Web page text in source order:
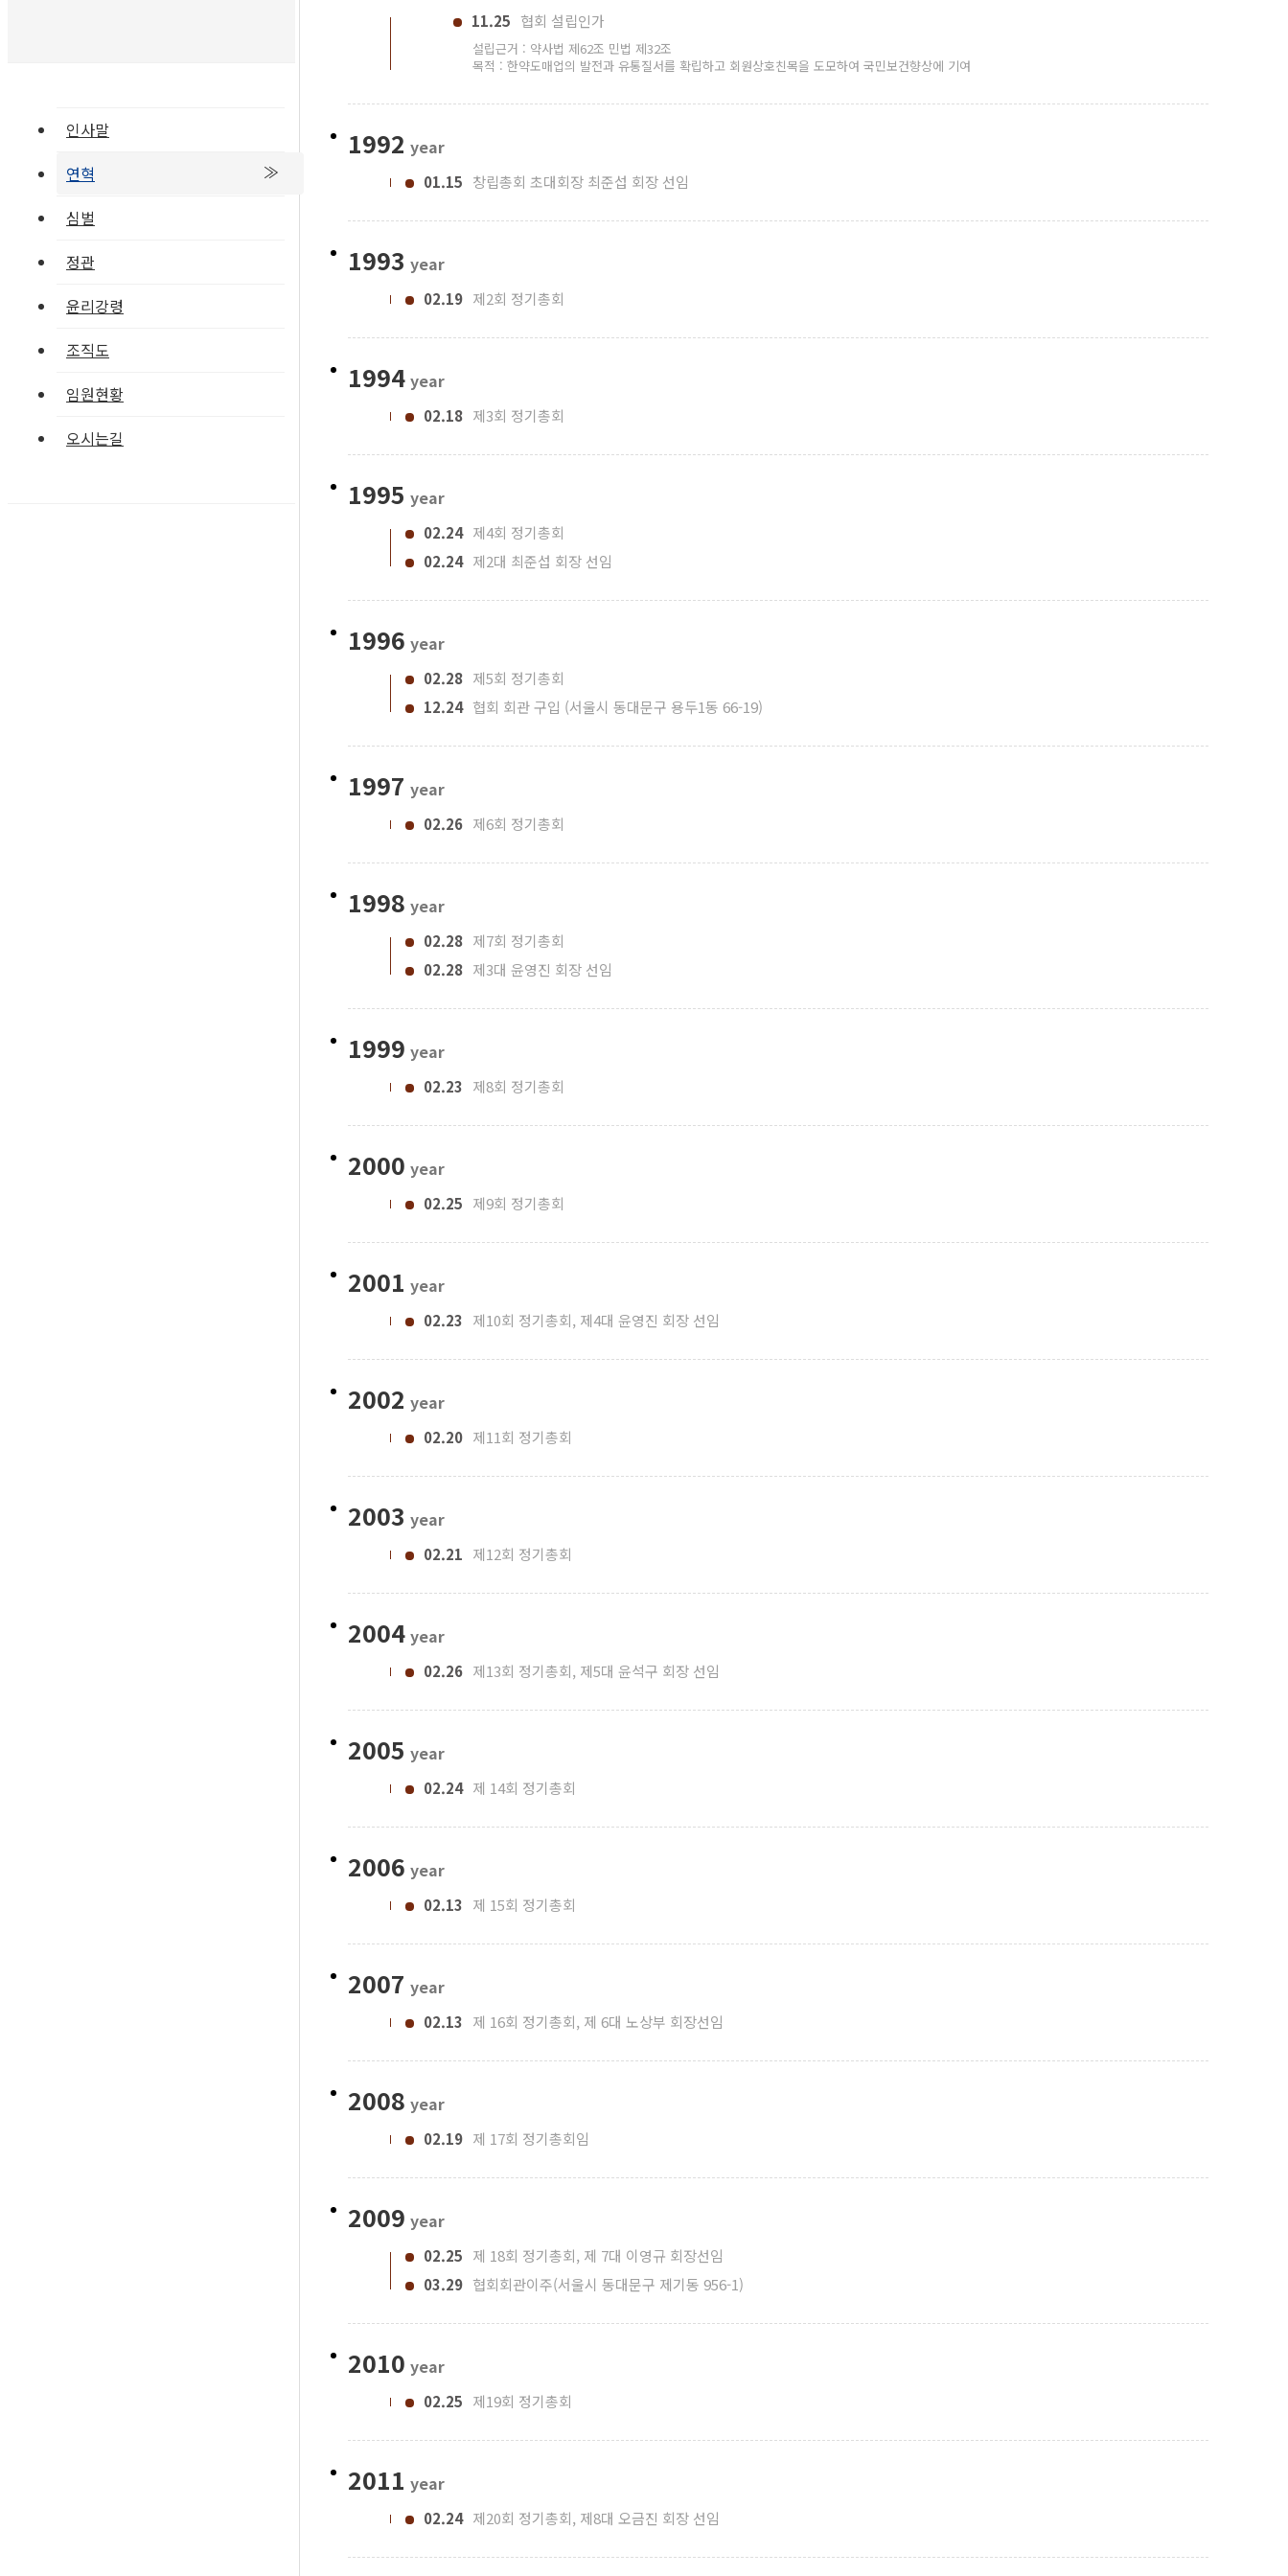
인사말
연혁
심벌
정관
윤리강령
조직도
임원현황
오시는길
11.25 협회 설립인가
설립근거 : 약사법 제62조 민법 제32조
목적 : 한약도매업의 발전과 유통질서를 확립하고 회원상호친목을 도모하여 국민보건향상에 기여
1992 year
01.15 창립총회 초대회장 최준섭 회장 선임
1993 year
02.19 제2회 정기총회
1994 year
02.18 제3회 정기총회
1995 year
02.24 제4회 정기총회
02.24 제2대 최준섭 회장 선임
1996 year
02.28 제5회 정기총회
12.24 협회 회관 구입 (서울시 동대문구 용두1동 66-19)
1997 year
02.26 제6회 정기총회
1998 year
02.28 제7회 정기총회
02.28 제3대 윤영진 회장 선임
1999 year
02.23 제8회 정기총회
2000 year
02.25 제9회 정기총회
2001 year
02.23 제10회 정기총회, 제4대 윤영진 회장 선임
2002 year
02.20 제11회 정기총회
2003 year
02.21 제12회 정기총회
2004 year
02.26 제13회 정기총회, 제5대 윤석구 회장 선임
2005 year
02.24 제 14회 정기총회
2006 year
02.13 제 15회 정기총회
2007 year
02.13 제 16회 정기총회, 제 6대 노상부 회장선임
2008 year
02.19 제 17회 정기총회임
2009 year
02.25 제 18회 정기총회, 제 7대 이영규 회장선임
03.29 협회회관이주(서울시 동대문구 제기동 956-1)
2010 year
02.25 제19회 정기총회
2011 year
02.24 제20회 정기총회, 제8대 오금진 회장 선임